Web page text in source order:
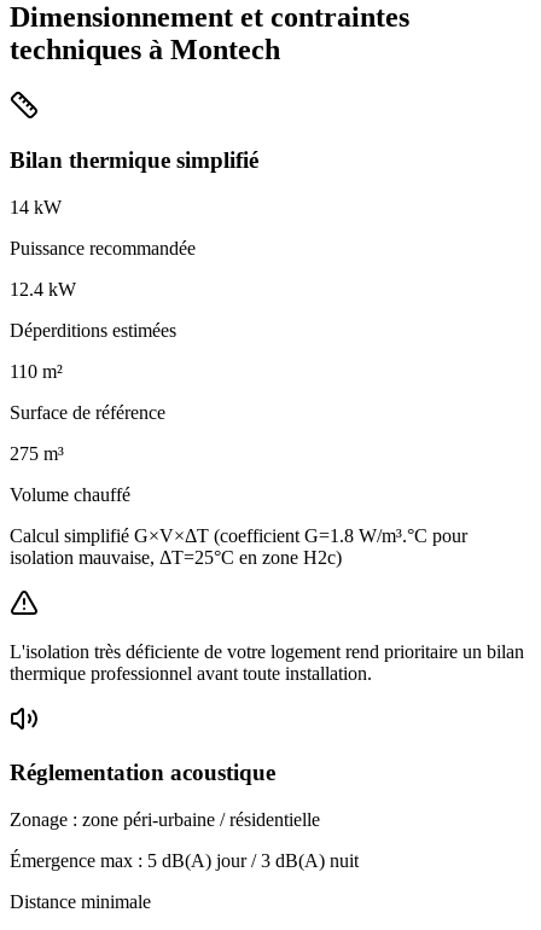
Dimensionnement et contraintes
techniques à Montech
Bilan thermique simplifié
14 kW
Puissance recommandée
12.4 kW
Déperditions estimées
110 m²
Surface de référence
275 m³
Volume chauffé
Calcul simplifié G×V×ΔT (coefficient G=1.8 W/m³.°C pour
isolation mauvaise, ΔT=25°C en zone H2c)
L'isolation très déficiente de votre logement rend prioritaire un bilan
thermique professionnel avant toute installation.
Réglementation acoustique
Zonage : zone péri-urbaine / résidentielle
Émergence max : 5 dB(A) jour /3 dB(A) nuit
Distance minimale